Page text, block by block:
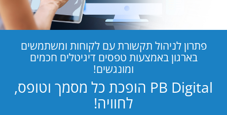
פתרון לניהול תקשורת עם לקוחות ומשתמשים
בארגון באמצעות טפסים דיגיטלים חכמים
ומונגשים!
PB Digital הופכת כל מסמך וטופס,
לחוויה!